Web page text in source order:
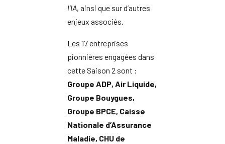
l’IA, ainsi que sur d’autres
enjeux associés.
Les 17 entreprises
pionnières engagées dans
cette Saison 2 sont :
Groupe ADP, Air Liquide,
Groupe Bouygues,
Groupe BPCE, Caisse
Nationale d’Assurance
Maladie, CHU de